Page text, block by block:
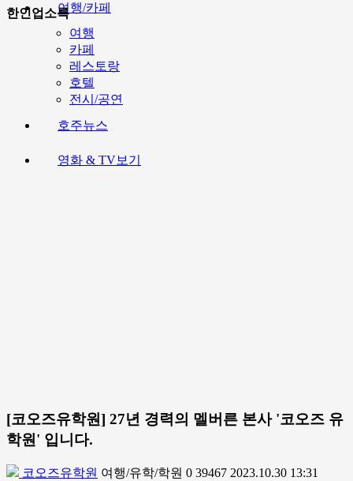
여행/카페
여행
카페
레스토랑
호텔
전시/공연
호주뉴스
영화 & TV보기
한인업소록
[코오즈유학원] 27년 경력의 멜버른 본사 '코오즈 유
학원' 입니다.
코오즈유학원 여행/유학/학원 0 39467 2023.10.30 13:31